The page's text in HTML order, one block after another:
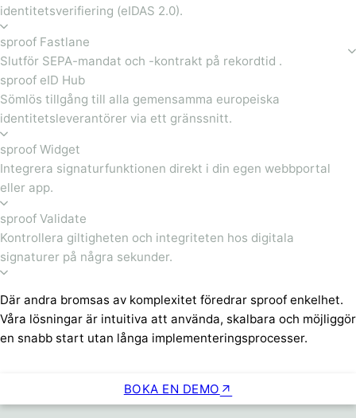
identitetsverifiering (eIDAS 2.0).
sproof Fastlane
Slutför SEPA-mandat och -kontrakt på rekordtid .
sproof eID Hub
Sömlös tillgång till alla gemensamma europeiska
identitetsleverantörer via ett gränssnitt.
sproof Widget
Integrera signaturfunktionen direkt i din egen webbportal
eller app.
sproof Validate
Kontrollera giltigheten och integriteten hos digitala
signaturer på några sekunder.
Där andra bromsas av komplexitet föredrar sproof enkelhet.
Våra lösningar är intuitiva att använda, skalbara och möjliggör
en snabb start utan långa implementeringsprocesser.
BOKA EN DEMO